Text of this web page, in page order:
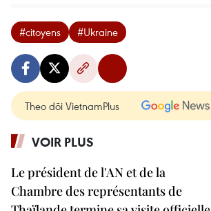
#citoyens #Ukraine
Theo dõi VietnamPlus
VOIR PLUS
Le président de l'AN et de la
Chambre des représentants de